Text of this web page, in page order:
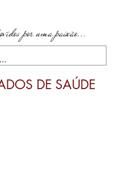
por uma paixão...
DE SAÚDE